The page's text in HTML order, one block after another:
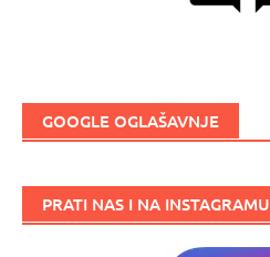
GOOGLE OGLAŠAVNJE
PRATI NAS I NA INSTAGRAMU